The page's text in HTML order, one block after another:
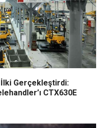
Gerçekleştirdi:
CTX630E